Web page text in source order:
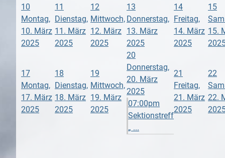
10
Montag,
10. März
2025
11
Dienstag,
11. März
2025
12
Mittwoch,
12. März
2025
13
Donnerstag,
13. März
2025
14
Freitag,
14. März
2025
15
15.
17
Montag,
17. März
2025
18
Dienstag,
18. März
2025
19
Mittwoch,
19. März
2025
20
Donnerstag,
20. März
2025
07:00pm
Sektionstreff
„ ...
21
Freitag,
21. März
2025
22
22.